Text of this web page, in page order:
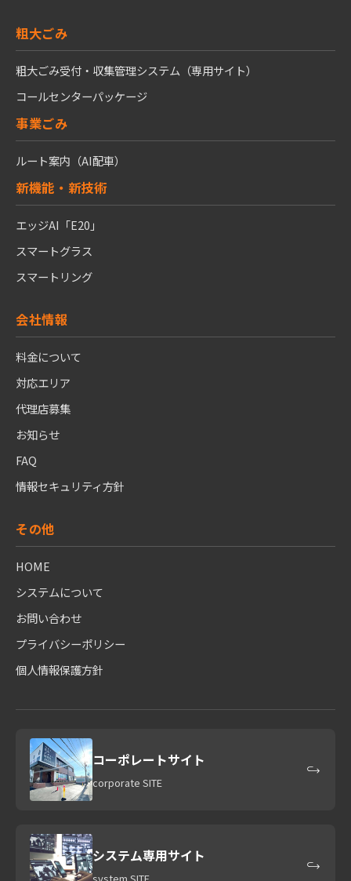
粗大ごみ
粗大ごみ受付・収集管理システム（専用サイト）
コールセンターパッケージ
事業ごみ
ルート案内（AI配車）
新機能・新技術
エッジAI「E20」
スマートグラス
スマートリング
会社情報
料金について
対応エリア
代理店募集
お知らせ
FAQ
情報セキュリティ方針
その他
HOME
システムについて
お問い合わせ
プライバシーポリシー
個人情報保護方針
コーポレートサイト
corporate SITE
システム専用サイト
system SITE